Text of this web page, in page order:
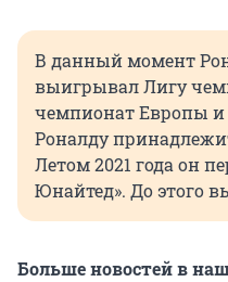
В данный момент
выигрывал Лигу
чемпионат Европы
Роналду
Летом 2021 года он
Юнайтед». До этого
Больше новостей в